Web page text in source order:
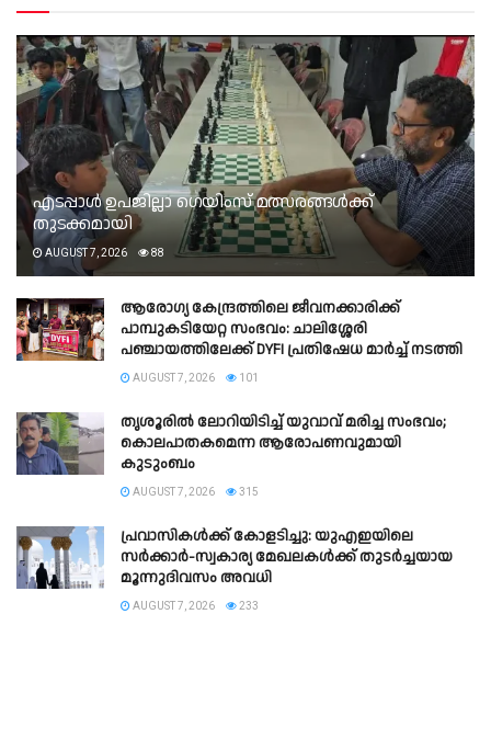
എടപ്പാൾ ഉപജില്ലാ ഗെയിംസ് മത്സരങ്ങൾക്ക്
തുടക്കമായി
AUGUST 7, 2026 88
ആരോഗ്യ കേന്ദ്രത്തിലെ ജീവനക്കാരിക്ക്
പാമ്പുകടിയേറ്റ സംഭവം: ചാലിശ്ശേരി
പഞ്ചായത്തിലേക്ക് DYFI പ്രതിഷേധ മാർച്ച് നടത്തി​
AUGUST 7, 2026 101
തൃശൂരിൽ ലോറിയിടിച്ച് യുവാവ് മരിച്ച സംഭവം;
കൊലപാതകമെന്ന ആരോപണവുമായി
കുടുംബം
AUGUST 7, 2026 315
പ്രവാസികൾക്ക് കോളടിച്ചു: യുഎഇയിലെ
സർക്കാർ-സ്വകാര്യ മേഖലകൾക്ക് തുടർച്ചയായ
മൂന്നുദിവസം അവധി
AUGUST 7, 2026 233